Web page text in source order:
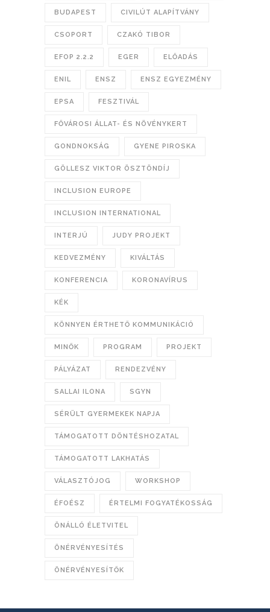
BUDAPEST CIVILÚT ALAPÍTVÁNY
CSOPORT CZAKÓ TIBOR
EFOP 2.2.2 EGER ELŐADÁS
ENIL ENSZ ENSZ EGYEZMÉNY
EPSA FESZTIVÁL
FŐVÁROSI ÁLLAT- ÉS NÖVÉNYKERT
GONDNOKSÁG GYENE PIROSKA
GÖLLESZ VIKTOR ÖSZTÖNDÍJ
INCLUSION EUROPE
INCLUSION INTERNATIONAL
INTERJÚ JUDY PROJEKT
KEDVEZMÉNY KIVÁLTÁS
KONFERENCIA KORONAVÍRUS
KÉK
KÖNNYEN ÉRTHETŐ KOMMUNIKÁCIÓ
MINŐK PROGRAM PROJEKT
PÁLYÁZAT RENDEZVÉNY
SALLAI ILONA SGYN
SÉRÜLT GYERMEKEK NAPJA
TÁMOGATOTT DÖNTÉSHOZATAL
TÁMOGATOTT LAKHATÁS
VÁLASZTÓJOG WORKSHOP
ÉFOÉSZ ÉRTELMI FOGYATÉKOSSÁG
ÖNÁLLÓ ÉLETVITEL
ÖNÉRVÉNYESÍTÉS
ÖNÉRVÉNYESÍTŐK